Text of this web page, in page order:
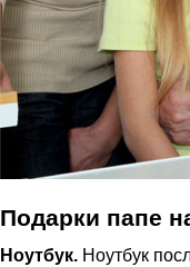
Подарки папе
Ноутбук. Ноутбук